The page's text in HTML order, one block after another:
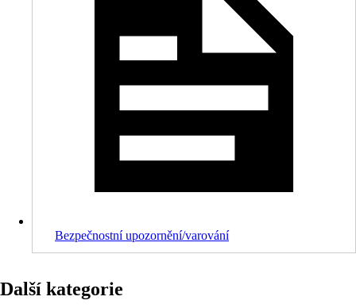
Bezpečnostní upozornění/varování
Další kategorie